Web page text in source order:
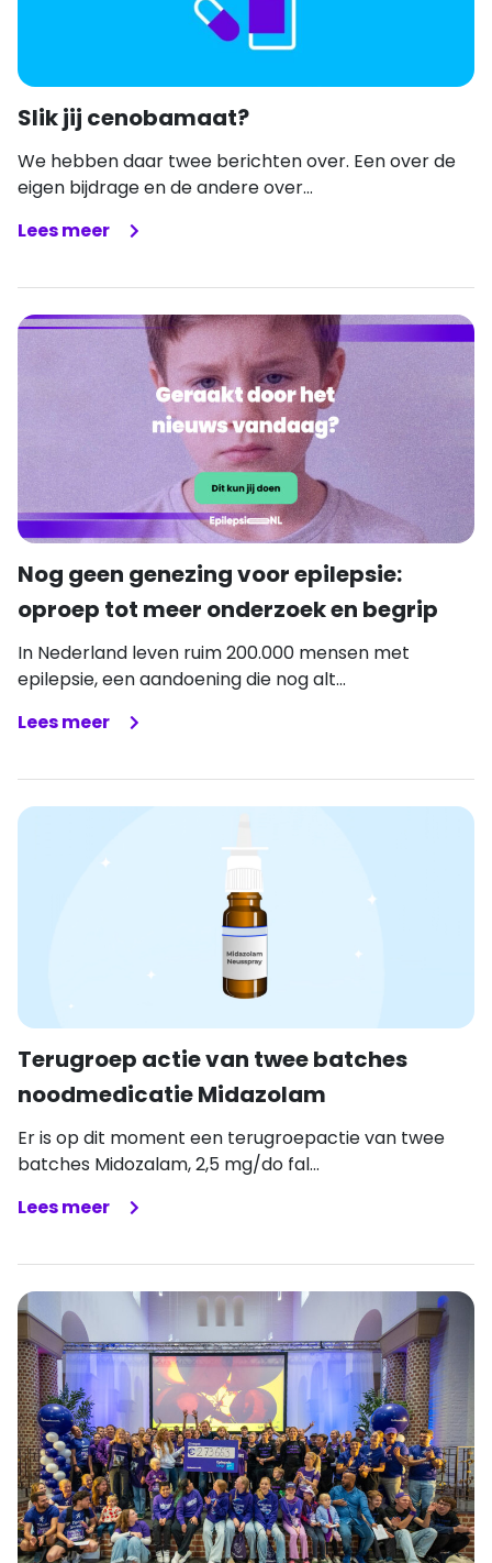
Slik jij cenobamaat?
We hebben daar twee berichten over. Een over de
eigen bijdrage en de andere over...
Lees meer
Nog geen genezing voor epilepsie:
oproep tot meer onderzoek en begrip
In Nederland leven ruim 200.000 mensen met
epilepsie, een aandoening die nog alt...
Lees meer
Terugroep actie van twee batches
noodmedicatie Midazolam
Er is op dit moment een terugroepactie van twee
batches Midozalam, 2,5 mg/do fal...
Lees meer